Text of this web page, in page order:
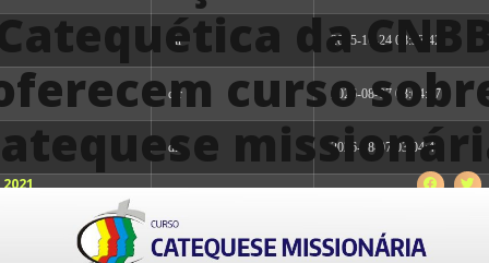
dir 2025-10-24 08:33:42
dir 2026-08-07 03:04:47
dir 2026-08-07 03:04:47
dir 2026-08-07 03:04:47
da
curso